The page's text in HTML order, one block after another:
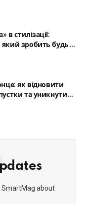
в стилізації:
який зробить будь-
як відновити
та уникнути
about